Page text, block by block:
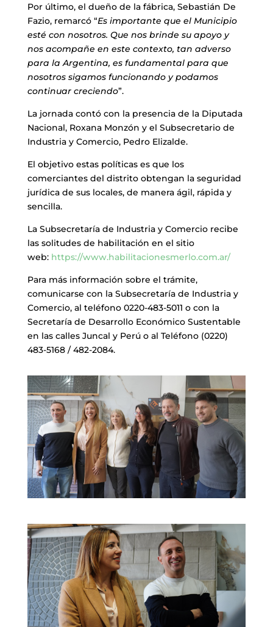
Por último, el dueño de la fábrica, Sebastián De
Fazio, remarcó “Es importante que el Municipio
esté con nosotros. Que nos brinde su apoyo y
nos acompañe en este contexto, tan adverso
para la Argentina, es fundamental para que
nosotros sigamos funcionando y podamos
continuar creciendo”.
La jornada contó con la presencia de la Diputada
Nacional, Roxana Monzón y el Subsecretario de
Industria y Comercio, Pedro Elizalde.
El objetivo estas políticas es que los
comerciantes del distrito obtengan la seguridad
jurídica de sus locales, de manera ágil, rápida y
sencilla.
La Subsecretaría de Industria y Comercio recibe
las solitudes de habilitación en el sitio
web: https://www.habilitacionesmerlo.com.ar/
Para más información sobre el trámite,
comunicarse con la Subsecretaría de Industria y
Comercio, al teléfono 0220-483-5011 o con la
Secretaría de Desarrollo Económico Sustentable
en las calles Juncal y Perú o al Teléfono (0220)
483-5168 / 482-2084.